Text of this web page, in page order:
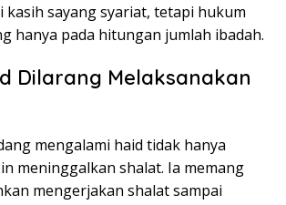
kasih sayang syariat, tetapi hukum
hanya pada hitungan jumlah ibadah.
Dilarang Melaksanakan
mengalami haid tidak hanya
meninggalkan shalat. Ia memang
mengerjakan shalat sampai